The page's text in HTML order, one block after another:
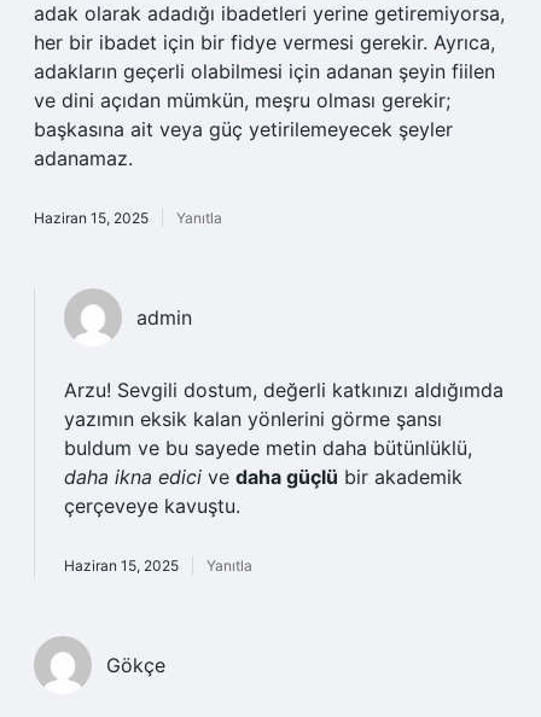
adak olarak adadığı ibadetleri yerine getiremiyorsa,
her bir ibadet için bir fidye vermesi gerekir. Ayrıca,
adakların geçerli olabilmesi için adanan şeyin fiilen
ve dini açıdan mümkün, meşru olması gerekir;
başkasına ait veya güç yetirilemeyecek şeyler
adanamaz.
Haziran 15, 2025 Yanıtla
admin
Arzu! Sevgili dostum, değerli katkınızı aldığımda
yazımın eksik kalan yönlerini görme şansı
buldum ve bu sayede metin daha bütünlüklü,
daha ikna edici ve daha güçlü bir akademik
çerçeveye kavuştu.
Haziran 15, 2025 Yanıtla
Gökçe